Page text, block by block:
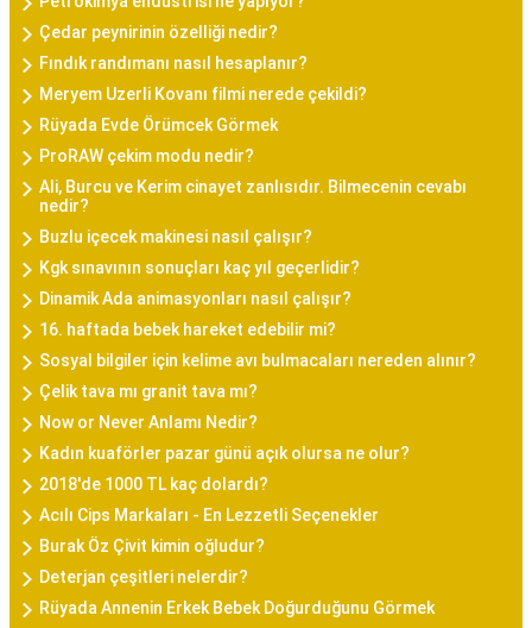
Çedar peynirinin özelliği nedir?
Fındık randımanı nasıl hesaplanır?
Meryem Uzerli Kovanı filmi nerede çekildi?
Rüyada Evde Örümcek Görmek
ProRAW çekim modu nedir?
Ali, Burcu ve Kerim cinayet zanlısıdır. Bilmecenin cevabı
nedir?
Buzlu içecek makinesi nasıl çalışır?
Kgk sınavının sonuçları kaç yıl geçerlidir?
Dinamik Ada animasyonları nasıl çalışır?
16. haftada bebek hareket edebilir mi?
Sosyal bilgiler için kelime avı bulmacaları nereden alınır?
Çelik tava mı granit tava mı?
Now or Never Anlamı Nedir?
Kadın kuaförler pazar günü açık olursa ne olur?
2018'de 1000 TL kaç dolardı?
Acılı Cips Markaları - En Lezzetli Seçenekler
Burak Öz Çivit kimin oğludur?
Deterjan çeşitleri nelerdir?
Rüyada Annenin Erkek Bebek Doğurduğunu Görmek